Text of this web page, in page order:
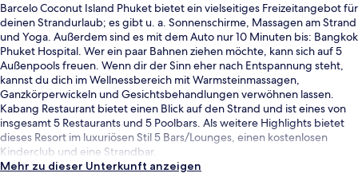
Barcelo Coconut Island Phuket bietet ein vielseitiges Freizeitangebot für
deinen Strandurlaub; es gibt u. a. Sonnenschirme, Massagen am Strand
und Yoga. Außerdem sind es mit dem Auto nur 10 Minuten bis: Bangkok
Phuket Hospital. Wer ein paar Bahnen ziehen möchte, kann sich auf 5
Außenpools freuen. Wenn dir der Sinn eher nach Entspannung steht,
kannst du dich im Wellnessbereich mit Warmsteinmassagen,
Ganzkörperwickeln und Gesichtsbehandlungen verwöhnen lassen.
Kabang Restaurant bietet einen Blick auf den Strand und ist eines von
insgesamt 5 Restaurants und 5 Poolbars. Als weitere Highlights bietet
dieses Resort im luxuriösen Stil 5 Bars/Lounges, einen kostenlosen
Kinderclub und eine Strandbar.
Mehr zu dieser Unterkunft anzeigen